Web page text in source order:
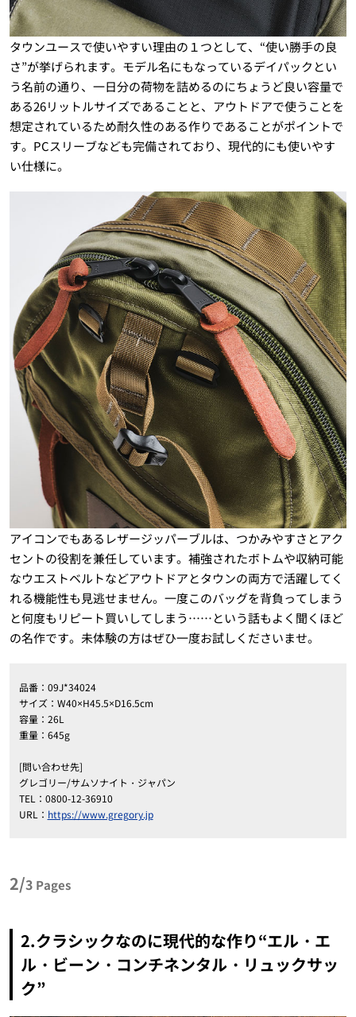
タウンユースで使いやすい理由の１つとして、“使い勝手の良
さ”が挙げられます。モデル名にもなっているデイパックとい
う名前の通り、一日分の荷物を詰めるのにちょうど良い容量で
ある26リットルサイズであることと、アウトドアで使うことを
想定されているため耐久性のある作りであることがポイントで
す。PCスリーブなども完備されており、現代的にも使いやす
い仕様に。
アイコンでもあるレザージッパーブルは、つかみやすさとアク
セントの役割を兼任しています。補強されたボトムや収納可能
なウエストベルトなどアウトドアとタウンの両方で活躍してく
れる機能性も見逃せません。一度このバッグを背負ってしまう
と何度もリピート買いしてしまう……という話もよく聞くほど
の名作です。未体験の方はぜひ一度お試しくださいませ。
品番：09J*34024
サイズ：W40×H45.5×D16.5cm
容量：26L
重量：645g
[問い合わせ先]
グレゴリー/サムソナイト・ジャパン
TEL：0800-12-36910
URL： https://www.gregory.jp
2/3 Pages
2.クラシックなのに現代的な作り“エル・エ
ル・ビーン・コンチネンタル・リュックサッ
ク”